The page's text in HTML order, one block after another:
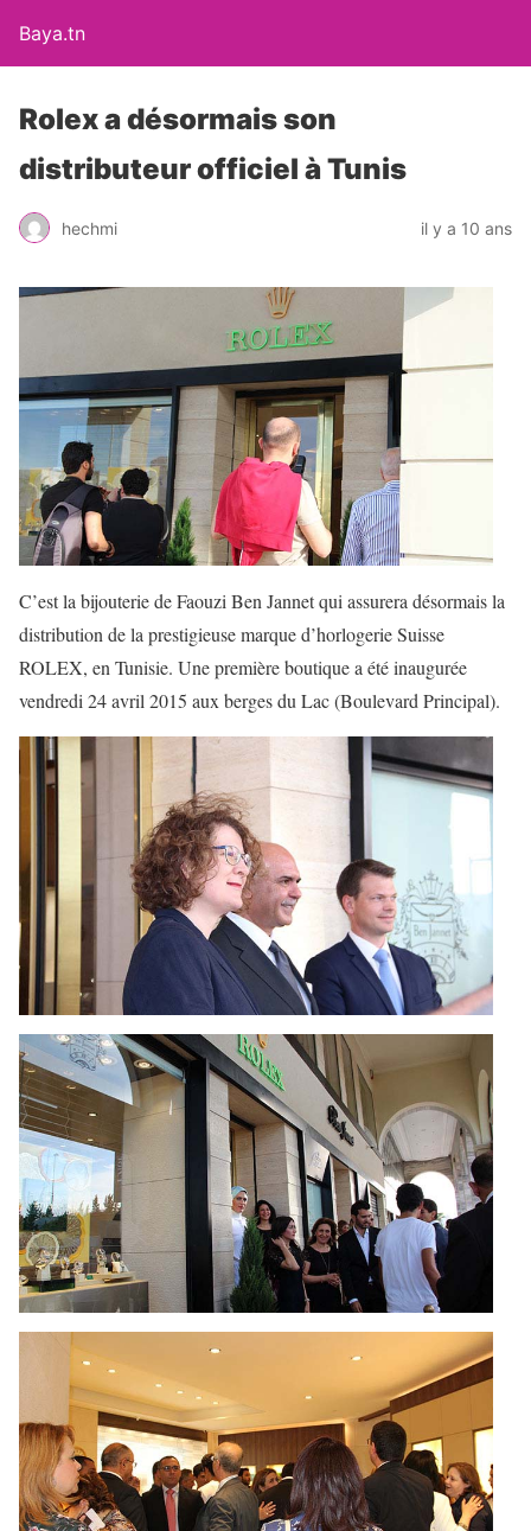
Baya.tn
Rolex a désormais son
distributeur officiel à Tunis
hechmi il y a 10 ans
C’est la bijouterie de Faouzi Ben Jannet qui assurera désormais la
distribution de la prestigieuse marque d’horlogerie Suisse
ROLEX, en Tunisie. Une première boutique a été inaugurée
vendredi 24 avril 2015 aux berges du Lac (Boulevard Principal).